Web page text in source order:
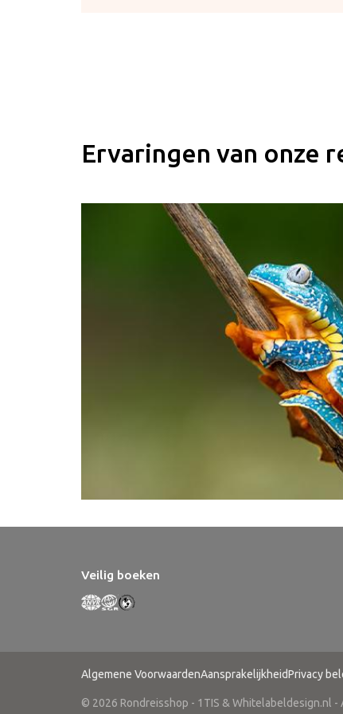
Ervaringen van onze
Veilig boeken
Algemene VoorwaardenAansprakelijkheidPrivacy
© 2026 Rondreisshop - 1TIS & Whitelabeldesign.nl